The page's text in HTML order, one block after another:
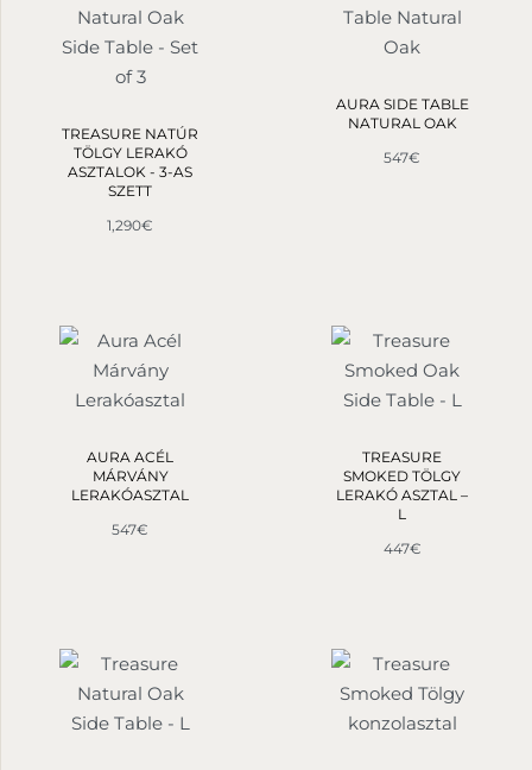
TREASURE NATÚR
TÖLGY LERAKÓ
ASZTALOK - 3-AS
SZETT
1,290€
AURA SIDE TABLE
NATURAL OAK
547€
AURA ACÉL
MÁRVÁNY
LERAKÓASZTAL
547€
TREASURE
SMOKED TÖLGY
LERAKÓ ASZTAL –
L
447€